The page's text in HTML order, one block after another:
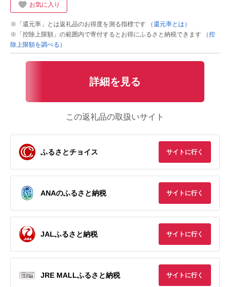
お気に入り
※「還元率」とは返礼品のお得度を測る指標です
（還元率とは）
※「控除上限額」の範囲内で寄付するとお得にふるさと納税できます
（控
除上限額を調べる）
詳細を見る
この返礼品の取扱いサイト
ふるさとチョイス サイトに行く
ANAのふるさと納税 サイトに行く
JALふるさと納税 サイトに行く
JRE MALLふるさと納税 サイトに行く